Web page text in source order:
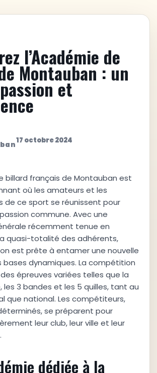
l’Académie de
Montauban : un
et
17 octobre 2024
billard français de Montauban est
où les amateurs et les
de ce sport se réunissent pour
commune. Avec une
récemment tenue en
quasi-totalité des adhérents,
est prête à entamer une nouvelle
bases dynamiques. La compétition
épreuves variées telles que la
les 3 bandes et les 5 quilles, tant au
que national. Les compétiteurs,
se préparent pour
leur club, leur ville et leur
dédiée à la